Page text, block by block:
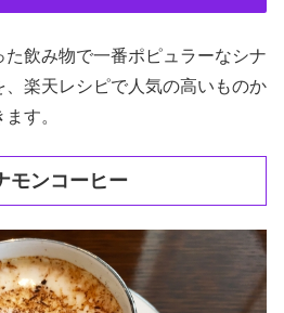
飲み物で一番ポピュラーなシナ
楽天レシピで人気の高いものか
す。
モンコーヒー